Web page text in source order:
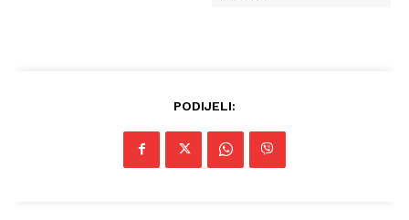
PODIJELI: